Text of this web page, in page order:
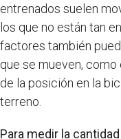
entrenados suelen
los que no están tan
factores también
que se mueven,
de la posición en la
terreno.
Para medir la